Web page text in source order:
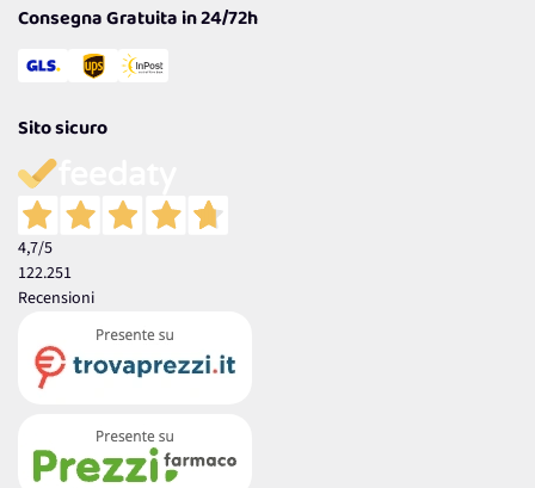
Consegna Gratuita in 24/72h
Sito sicuro
4,7/5
122.251
Recensioni